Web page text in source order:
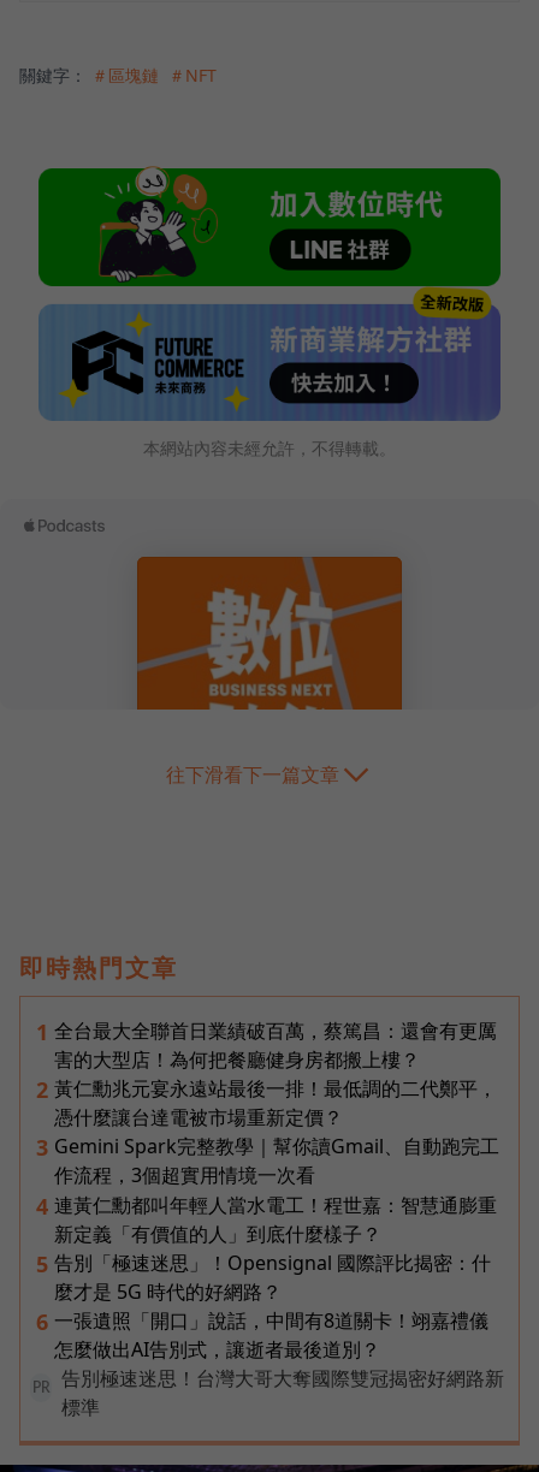
關鍵字： ＃區塊鏈 ＃NFT
本網站內容未經允許，不得轉載。
往下滑看下一篇文章
即時熱門文章
1 全台最大全聯首日業績破百萬，蔡篤昌：還會有更厲
害的大型店！為何把餐廳健身房都搬上樓？
2 黃仁勳兆元宴永遠站最後一排！最低調的二代鄭平，
憑什麼讓台達電被市場重新定價？
3 Gemini Spark完整教學｜幫你讀Gmail、自動跑完工
作流程，3個超實用情境一次看
4 連黃仁勳都叫年輕人當水電工！程世嘉：智慧通膨重
新定義「有價值的人」到底什麼樣子？
5 告別「極速迷思」！Opensignal 國際評比揭密：什
麼才是 5G 時代的好網路？
6 一張遺照「開口」說話，中間有8道關卡！翊嘉禮儀
怎麼做出AI告別式，讓逝者最後道別？
PR
告別極速迷思！台灣大哥大奪國際雙冠揭密好網路新
標準